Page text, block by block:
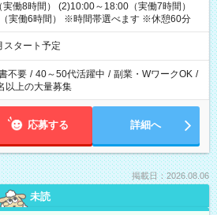
働8時間） (2)10:00～18:00（実働7時間）
実働6時間） ※時間帯選べます ※休憩60分
タート予定
不要 / 40～50代活躍中 / 副業・WワークOK /
以上の大量募集
応募する 詳細へ
掲載日：2026.08.06
未読